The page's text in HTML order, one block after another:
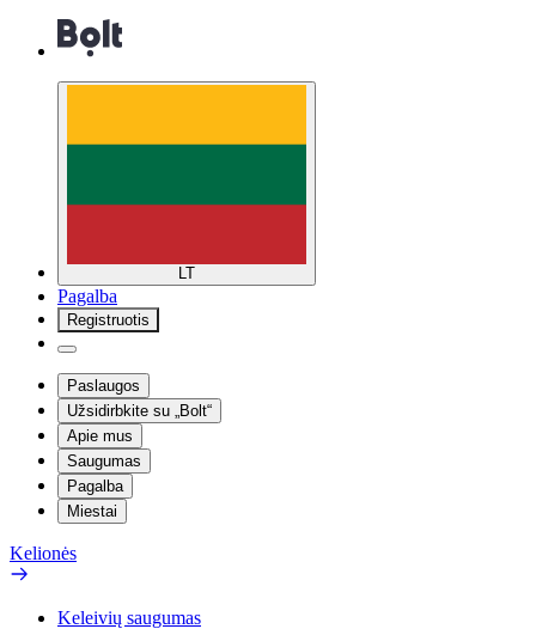
LT
Pagalba
Registruotis
Paslaugos
Užsidirbkite su „Bolt“
Apie mus
Saugumas
Pagalba
Miestai
Kelionės
Keleivių saugumas